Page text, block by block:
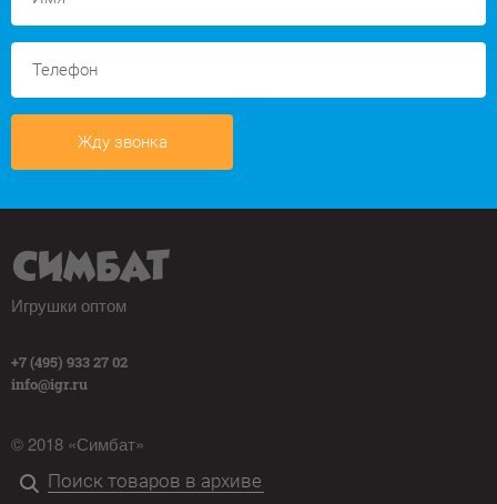
Жду звонка
Игрушки оптом
+7 (495) 933 27 02
info@igr.ru
© 2018 «Симбат»